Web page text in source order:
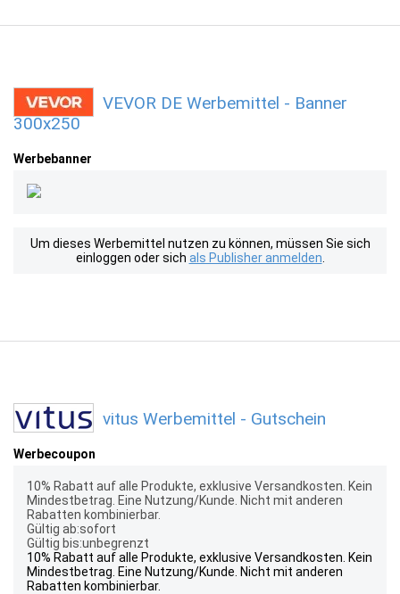
VEVOR DE Werbemittel - Banner
300x250
Werbebanner
Um dieses Werbemittel nutzen zu können, müssen Sie sich
einloggen oder sich als Publisher anmelden
vitus Werbemittel - Gutschein
Werbecoupon
10% Rabatt auf alle Produkte, exklusive Versandkosten. Kein
Mindestbetrag. Eine Nutzung/Kunde. Nicht mit anderen
Rabatten kombinierbar.
Gültig ab:sofort
Gültig bis:unbegrenzt
10% Rabatt auf alle Produkte, exklusive Versandkosten. Kein
Mindestbetrag. Eine Nutzung/Kunde. Nicht mit anderen
Rabatten kombinierbar.